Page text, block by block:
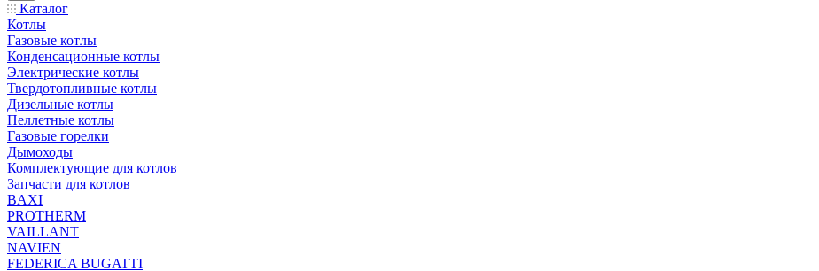
Каталог
Котлы
Газовые котлы
Конденсационные котлы
Электрические котлы
Твердотопливные котлы
Дизельные котлы
Пеллетные котлы
Газовые горелки
Дымоходы
Комплектующие для котлов
Запчасти для котлов
BAXI
PROTHERM
VAILLANT
NAVIEN
FEDERICA BUGATTI